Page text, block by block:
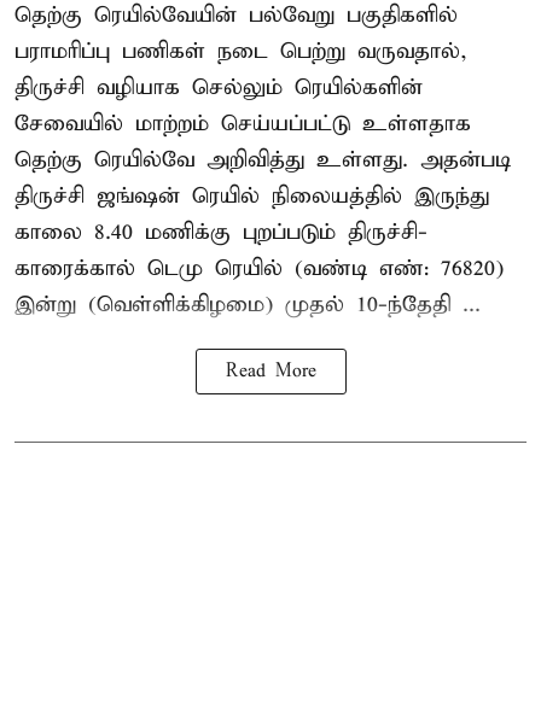
தெற்கு ரெயில்வேயின் பல்வேறு பகுதிகளில்
பராமரிப்பு பணிகள் நடை பெற்று வருவதால்,
திருச்சி வழியாக செல்லும் ரெயில்களின்
சேவையில் மாற்றம் செய்யப்பட்டு உள்ளதாக
தெற்கு ரெயில்வே அறிவித்து உள்ளது. அதன்படி
திருச்சி ஜங்ஷன் ரெயில் நிலையத்தில் இருந்து
காலை 8.40 மணிக்கு புறப்படும் திருச்சி-
காரைக்கால் டெமு ரெயில் (வண்டி எண்: 76820)
இன்று (வெள்ளிக்கிழமை) முதல் 10-ந்தேதி ...
Read More